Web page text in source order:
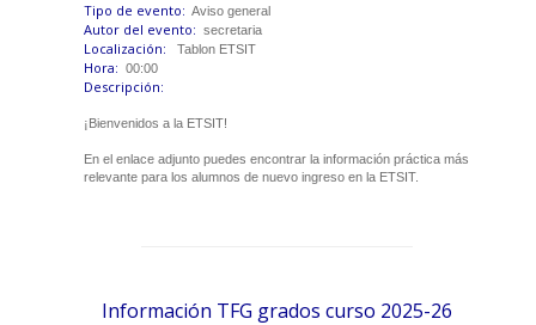
Tipo de evento: Aviso general
Autor del evento: secretaria
Localización: Tablon ETSIT
Hora: 00:00
Descripción:
¡Bienvenidos a la ETSIT!
En el enlace adjunto puedes encontrar la información práctica más
relevante para los alumnos de nuevo ingreso en la ETSIT.
Información TFG grados curso 2025-26